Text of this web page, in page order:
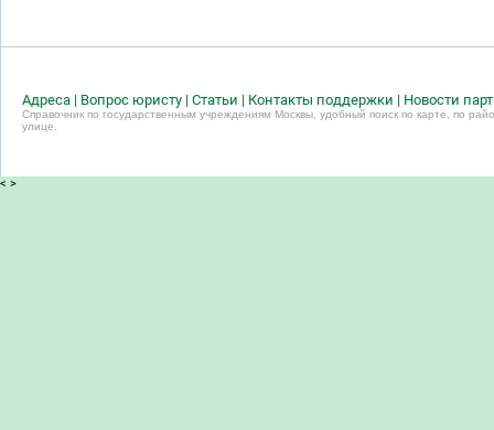
Адреса | Вопрос юристу | Статьи | Контакты поддержки | Новости
Справочник по государственным учреждениям Москвы, удобный поиск по карте, по
улице.
< >